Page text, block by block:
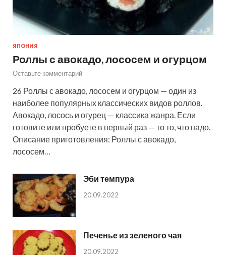
ЯПОНИЯ
Роллы с авокадо, лососем и огурцом
Оставьте комментарий
26 Роллы с авокадо, лососем и огурцом — один из
наиболее популярных классических видов роллов.
Авокадо, лосось и огурец — классика жанра. Если
готовите или пробуете в первый раз — то то, что надо.
Описание приготовления: Роллы с авокадо,
лососем…
Эби темпура
20.09.2022
Печенье из зеленого чая
20.09.2022